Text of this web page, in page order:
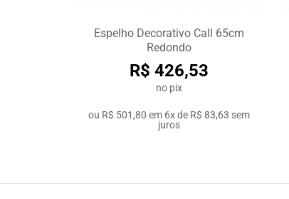
Espelho Decorativo Call 65cm
Redondo
R$ 426,53
no pix
ou R$ 501,80 em 6x de R$ 83,63 sem
juros